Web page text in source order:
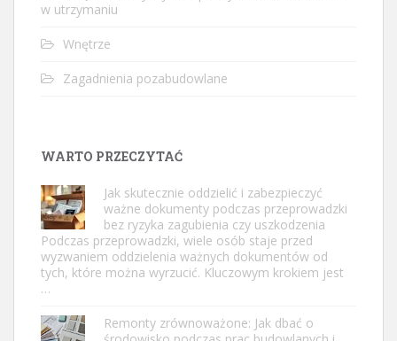
w utrzymaniu
Wnętrze
Zagadnienia pozabudowlane
WARTO PRZECZYTAĆ
Jak skutecznie oddzielić i zabezpieczyć
ważne dokumenty podczas przeprowadzki
bez ryzyka zagubienia czy uszkodzenia
Podczas przeprowadzki, wiele osób staje przed
wyzwaniem oddzielenia ważnych dokumentów od
tych, które można wyrzucić. Kluczowym krokiem jest
…
Remonty zrównoważone: Jak dbać o